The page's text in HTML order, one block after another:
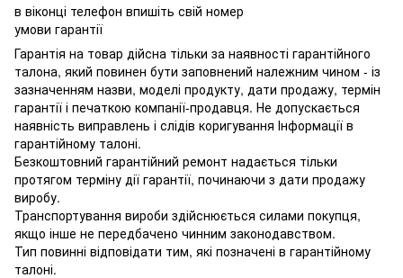
в віконці телефон впишіть свій номер
умови гарантії
Гарантія на товар дійсна тільки за наявності гарантійного
талона, який повинен бути заповнений належним чином - із
зазначенням назви, моделі продукту, дати продажу, термін
гарантії і печаткою компанії-продавця. Не допускається
наявність виправлень і слідів коригування Інформації в
гарантійному талоні.
Безкоштовний гарантійний ремонт надається тільки
протягом терміну дії гарантії, починаючи з дати продажу
виробу.
Транспортування вироби здійснюється силами покупця,
якщо інше не передбачено чинним законодавством.
Тип повинні відповідати тим, які позначені в гарантійному
талоні.